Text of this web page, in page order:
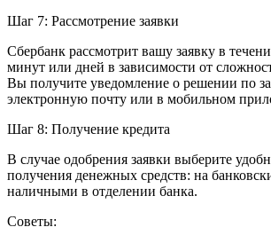
Шаг 7: Рассмотрение заявки
Сбербанк рассмотрит вашу заявку в
минут или дней в зависимости от
Вы получите уведомление о решении по
электронную почту или в мобильном
Шаг 8: Получение кредита
В случае одобрения заявки выберите
получения денежных средств: на
наличными в отделении банка.
Советы: